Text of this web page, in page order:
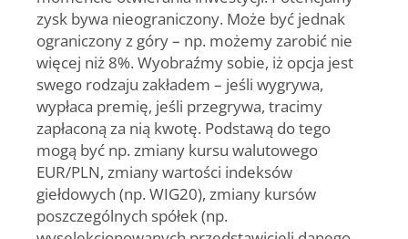
zysk bywa nieograniczony. Może być jednak
ograniczony z góry – np. możemy zarobić nie
więcej niż 8%. Wyobraźmy sobie, iż opcja jest
swego rodzaju zakładem – jeśli wygrywa,
wypłaca premię, jeśli przegrywa, tracimy
zapłaconą za nią kwotę. Podstawą do tego
mogą być np. zmiany kursu walutowego
EUR/PLN, zmiany wartości indeksów
giełdowych (np. WIG20), zmiany kursów
poszczególnych spółek (np.